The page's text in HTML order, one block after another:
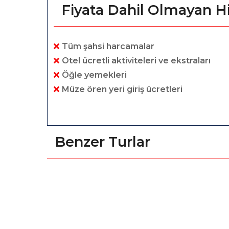
Fiyata Dahil Olmayan
Tüm şahsi harcamalar
Otel ücretli aktiviteleri ve ekstraları
Öğle yemekleri
Müze ören yeri giriş ücretleri
Benzer Turlar